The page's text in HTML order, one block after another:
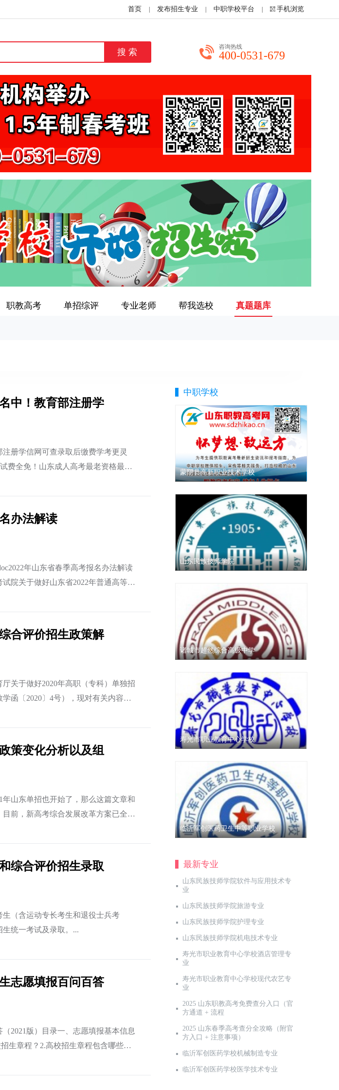
首页 发布招生专业 中职学校平台 手机浏览
咨询热线
400-0531-679
职教高考 单招综评 专业老师 帮我选校 真题题库
中！教育部注册学
册学信网可查录取后缴费学考更灵
费全免！山东成人高考最老资格最佳
办法解读
年山东省春季高考报名办法解读
院关于做好山东省2022年普通高等学
合评价招生政策解
关于做好2020年高职（专科）单独招
函〔2020〕4号），现对有关内容解
策变化分析以及组
年山东单招也开始了，那么这篇文章和
前，新高考综合发展改革方案已全面
综合评价招生录取
（含运动专长考生和退役士兵考
统一考试及录取。...
志愿填报百问百答
2021版）目录一、志愿填报基本信息
生章程？2.高校招生章程包含哪些内
中职学校
蒙阴县高新职业技术学校
山东民族技师学院
诸城市超然综合高级中学
寿光市职业教育中心学校
临沂军创医药卫生中等职业学校
最新专业
山东民族技师学院软件与应用技术专
业
山东民族技师学院旅游专业
山东民族技师学院护理专业
山东民族技师学院机电技术专业
寿光市职业教育中心学校酒店管理专
业
寿光市职业教育中心学校现代农艺专
业
2025 山东职教高考免费查分入口（官
方通道 + 流程
2025 山东春季高考查分全攻略（附官
方入口 + 注意事项）
临沂军创医药学校机械制造专业
临沂军创医药学校医学技术专业